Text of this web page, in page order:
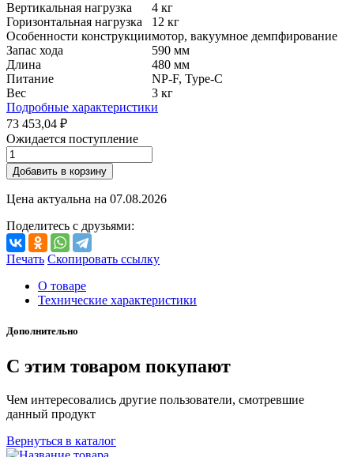
Вертикальная нагрузка
4 кг
Горизонтальная нагрузка
12 кг
Особенности конструкциимотор, вакуумное демпфирование
Запас хода
590 мм
Длина
480 мм
Питание
NP-F, Type-C
Вес
3 кг
Подробные характеристики
73 453,04 ₽
Ожидается поступление
Добавить в корзину
Цена актуальна на 07.08.2026
Поделитесь с друзьями:
Печать Скопировать ссылку
О товаре
Технические характеристики
Дополнительно
С этим товаром покупают
Чем интересовались другие пользователи, смотревшие
данный продукт
Вернуться в каталог